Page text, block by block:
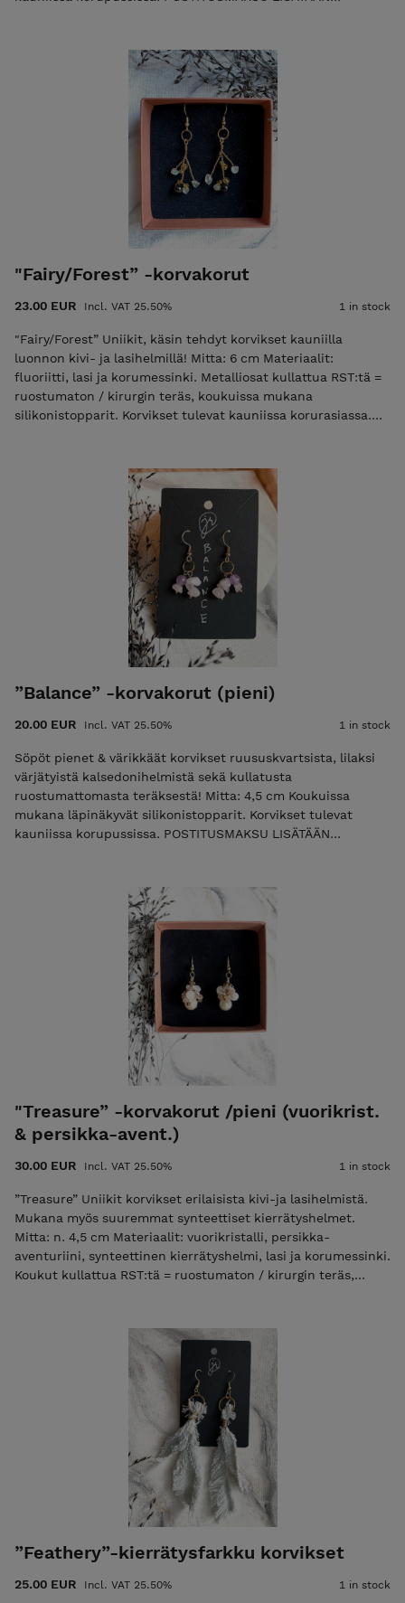
"Fairy/Forest” -korvakorut
23.00 EUR Incl. VAT 25.50% 1 in stock
"Fairy/Forest” Uniikit, käsin tehdyt korvikset kauniilla
luonnon kivi- ja lasihelmillä! Mitta: 6 cm Materiaalit:
fluoriitti, lasi ja korumessinki. Metalliosat kullattua RST:tä =
ruostumaton / kirurgin teräs, koukuissa mukana
silikonistopparit. Korvikset tulevat kauniissa korurasiassa.
”Balance” -korvakorut (pieni)
20.00 EUR Incl. VAT 25.50% 1 in stock
Söpöt pienet & värikkäät korvikset ruususkvartsista, lilaksi
värjätyistä kalsedonihelmistä sekä kullatusta
ruostumattomasta teräksestä! Mitta: 4,5 cm Koukuissa
mukana läpinäkyvät silikonistopparit. Korvikset tulevat
kauniissa korupussissa. POSTITUSMAKSU LISÄTÄÄN
"Treasure” -korvakorut /pieni (vuorikrist.
& persikka-avent.)
30.00 EUR Incl. VAT 25.50% 1 in stock
”Treasure” Uniikit korvikset erilaisista kivi-ja lasihelmistä.
Mukana myös suuremmat synteettiset kierrätyshelmet.
Mitta: n. 4,5 cm Materiaalit: vuorikristalli, persikka-
aventuriini, synteettinen kierrätyshelmi, lasi ja korumessinki.
Koukut kullattua RST:tä = ruostumaton / kirurgin teräs,
KASSALLA (ajantasainen postitusmaksun hinta etusivulla).
”Feathery”-kierrätysfarkku korvikset
25.00 EUR Incl. VAT 25.50% 1 in stock